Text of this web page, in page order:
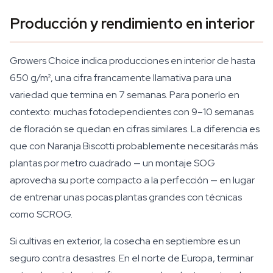
Producción y rendimiento en interior
Growers Choice indica producciones en interior de hasta
650 g/m², una cifra francamente llamativa para una
variedad que termina en 7 semanas. Para ponerlo en
contexto: muchas fotodependientes con 9–10 semanas
de floración se quedan en cifras similares. La diferencia es
que con Naranja Biscotti probablemente necesitarás más
plantas por metro cuadrado — un montaje SOG
aprovecha su porte compacto a la perfección — en lugar
de entrenar unas pocas plantas grandes con técnicas
como SCROG.
Si cultivas en exterior, la cosecha en septiembre es un
seguro contra desastres. En el norte de Europa, terminar